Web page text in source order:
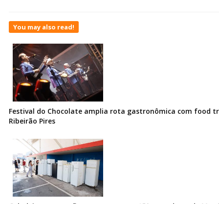
You may also read!
Festival do Chocolate amplia rota gastronômica com food
Ribeirão Pires